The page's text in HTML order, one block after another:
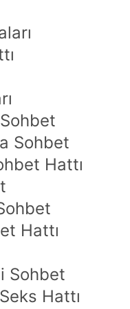
Sohbet
Hattı
Hattı
Sohbet
Hattı